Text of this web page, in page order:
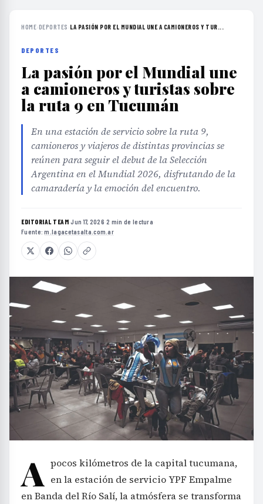
HOME›DEPORTES ›LA PASIÓN POR EL MUNDIAL UNE A CAMIONEROS Y TUR...
DEPORTES
La pasión por el Mundial une
a camioneros y turistas sobre
la ruta 9 en Tucumán
En una estación de servicio sobre la ruta 9,
camioneros y viajeros de distintas provincias se
reúnen para seguir el debut de la Selección
Argentina en el Mundial 2026, disfrutando de la
camaradería y la emoción del encuentro.
EDITORIAL TEAM·Jun 17, 2026·2 min de lectura·
Fuente:m.lagacetasalta.com.ar
A pocos kilómetros de la capital tucumana,
en la estación de servicio YPF Empalme
en Banda del Río Salí, la atmósfera se transforma